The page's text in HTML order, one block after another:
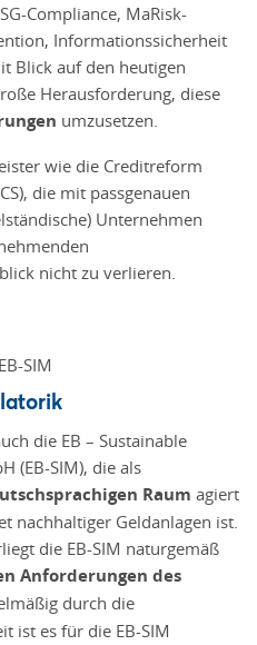
Compliance, MaRisk-
Informationssicherheit
Blick auf den heutigen
Herausforderung, diese
umzusetzen.
wie die Creditreform
die mit passgenauen
Unternehmen
nicht zu verlieren.
die EB – Sustainable
(EB-SIM), die als
Raum agiert
nachhaltiger Geldanlagen ist.
die EB-SIM naturgemäß
Anforderungen des
durch die
ist es für die EB-SIM